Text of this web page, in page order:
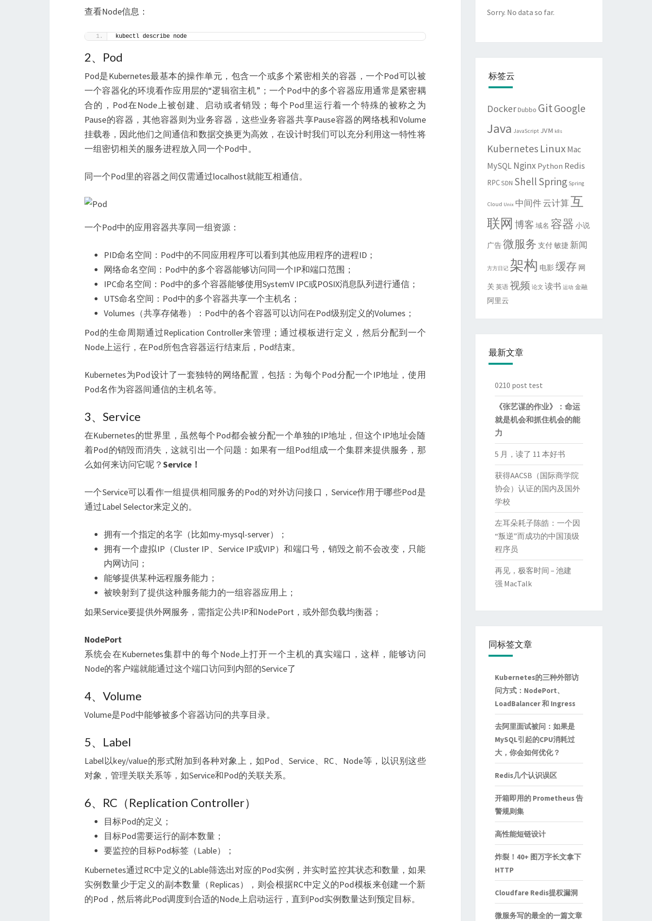
查看Node信息：
kubectl describe node
2、Pod
Pod是Kubernetes最基本的操作单元，包含一个或多个紧密相关的容器，一个Pod可以被
一个容器化的环境看作应用层的“逻辑宿主机”；一个Pod中的多个容器应用通常是紧密耦
合的，Pod在Node上被创建、启动或者销毁；每个Pod里运行着一个特殊的被称之为
Pause的容器，其他容器则为业务容器，这些业务容器共享Pause容器的网络栈和Volume
挂载卷，因此他们之间通信和数据交换更为高效，在设计时我们可以充分利用这一特性将
一组密切相关的服务进程放入同一个Pod中。
同一个Pod里的容器之间仅需通过localhost就能互相通信。
一个Pod中的应用容器共享同一组资源：
PID命名空间：Pod中的不同应用程序可以看到其他应用程序的进程ID；
网络命名空间：Pod中的多个容器能够访问同一个IP和端口范围；
IPC命名空间：Pod中的多个容器能够使用SystemV IPC或POSIX消息队列进行通信；
UTS命名空间：Pod中的多个容器共享一个主机名；
Volumes（共享存储卷）：Pod中的各个容器可以访问在Pod级别定义的Volumes；
Pod的生命周期通过Replication Controller来管理；通过模板进行定义，然后分配到一个
Node上运行，在Pod所包含容器运行结束后，Pod结束。
Kubernetes为Pod设计了一套独特的网络配置，包括：为每个Pod分配一个IP地址，使用
Pod名作为容器间通信的主机名等。
3、Service
在Kubernetes的世界里，虽然每个Pod都会被分配一个单独的IP地址，但这个IP地址会随
着Pod的销毁而消失，这就引出一个问题：如果有一组Pod组成一个集群来提供服务，那
么如何来访问它呢？ Service！
一个Service可以看作一组提供相同服务的Pod的对外访问接口，Service作用于哪些Pod是
通过Label Selector来定义的。
拥有一个指定的名字（比如my-mysql-server）；
拥有一个虚拟IP（Cluster IP、Service IP或VIP）和端口号，销毁之前不会改变，只能
内网访问；
能够提供某种远程服务能力；
被映射到了提供这种服务能力的一组容器应用上；
如果Service要提供外网服务，需指定公共IP和NodePort，或外部负载均衡器；
NodePort
系统会在Kubernetes集群中的每个Node上打开一个主机的真实端口，这样，能够访问
Node的客户端就能通过这个端口访问到内部的Service了
4、Volume
Volume是Pod中能够被多个容器访问的共享目录。
5、Label
Label以key/value的形式附加到各种对象上，如Pod、Service、RC、Node等，以识别这些
对象，管理关联关系等，如Service和Pod的关联关系。
6、RC（Replication Controller）
目标Pod的定义；
目标Pod需要运行的副本数量；
要监控的目标Pod标签（Lable）；
Kubernetes通过RC中定义的Lable筛选出对应的Pod实例，并实时监控其状态和数量，如果
实例数量少于定义的副本数量（Replicas），则会根据RC中定义的Pod模板来创建一个新
的Pod，然后将此Pod调度到合适的Node上启动运行，直到Pod实例数量达到预定目标。
Sorry. No data so far.
标签云
Docker Dubbo GitGoogle
Java JavaScript JVM k8s
Kubernetes Linux Mac
MySQL Nginx Python Redis
RPC SDN ShellSpring Spring
Cloud Unix 中间件 云计算互
联网 博客 域名 容器 小说
广告微服务 支付敏捷 新闻
方方日记 架构 电影 缓存 网
关 英语 视频 论文 读书 运动 金融
阿里云
最新文章
0210 post test
《张艺谋的作业》：命运
就是机会和抓住机会的能
力
5 月，读了 11 本好书
获得AACSB（国际商学院
协会）认证的国内及国外
学校
左耳朵耗子陈皓：一个因
“叛逆”而成功的中国顶级
程序员
再见，极客时间 – 池建
强 MacTalk
同标签文章
Kubernetes的三种外部访
问方式：NodePort、
LoadBalancer 和 Ingress
去阿里面试被问：如果是
MySQL引起的CPU消耗过
大，你会如何优化？
Redis几个认识误区
开箱即用的 Prometheus 告
警规则集
高性能短链设计
炸裂！40+ 图万字长文拿下
HTTP
Cloudfare Redis提权漏洞
微服务写的最全的一篇文章